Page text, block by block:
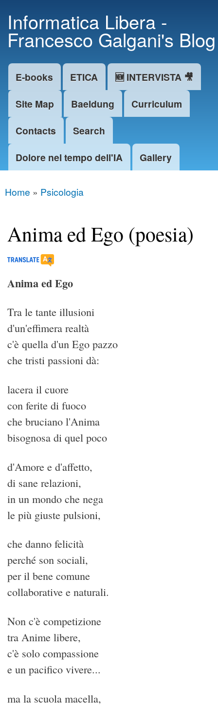
main
content
Informatica Libera -
Francesco Galgani's Blog
Main menu
E-books ETICA
🆕 INTERVISTA 🎥
Site Map
Baeldung
Curriculum
Contacts
Search
Dolore nel tempo dell'IA
Gallery
You are here
Home » Psicologia
Anima ed Ego (poesia)
Anima ed Ego
Tra le tante illusioni
d'un'effimera realtà
c'è quella d'un Ego pazzo
che tristi passioni dà:
lacera il cuore
con ferite di fuoco
che bruciano l'Anima
bisognosa di quel poco
d'Amore e d'affetto,
di sane relazioni,
in un mondo che nega
le più giuste pulsioni,
che danno felicità
perché son sociali,
per il bene comune
collaborative e naturali.
Non c'è competizione
tra Anime libere,
c'è solo compassione
e un pacifico vivere...
ma la scuola macella,